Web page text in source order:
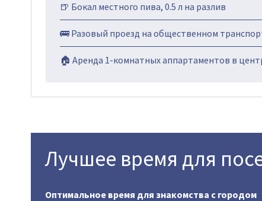
🍺 Бокал местного пива, 0.5 л на разлив
🚌 Разовый проезд на общественном
🏠 Аренда 1-комнатных аппартаментов в
Лучшее время для
Оптимальное время для знакомства с городом